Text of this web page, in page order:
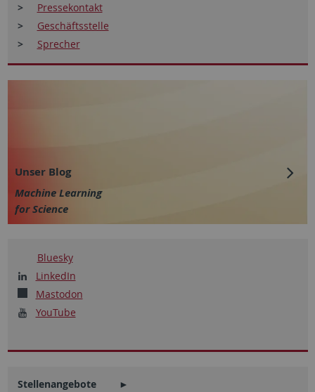
>
Pressekontakt
> Geschäftsstelle
> Sprecher
Unser Blog
Machine Learning
for Science
Bluesky
LinkedIn
Mastodon
YouTube
Stellenangebote ►